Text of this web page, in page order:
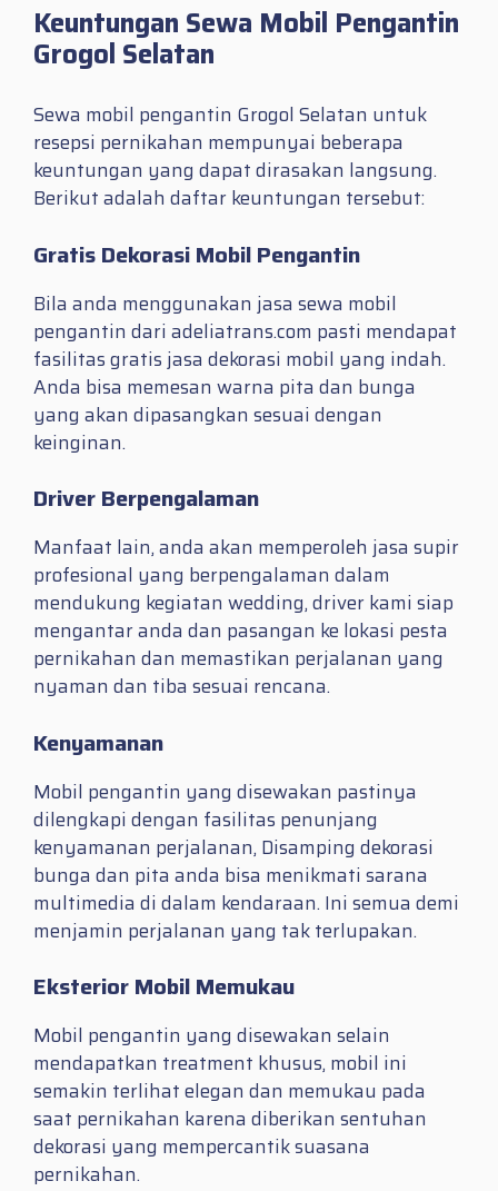
Keuntungan Sewa Mobil Pengantin
Grogol Selatan
Sewa mobil pengantin Grogol Selatan untuk
resepsi pernikahan mempunyai beberapa
keuntungan yang dapat dirasakan langsung.
Berikut adalah daftar keuntungan tersebut:
Gratis Dekorasi Mobil Pengantin
Bila anda menggunakan jasa sewa mobil
pengantin dari adeliatrans.com pasti mendapat
fasilitas gratis jasa dekorasi mobil yang indah.
Anda bisa memesan warna pita dan bunga
yang akan dipasangkan sesuai dengan
keinginan.
Driver Berpengalaman
Manfaat lain, anda akan memperoleh jasa supir
profesional yang berpengalaman dalam
mendukung kegiatan wedding, driver kami siap
mengantar anda dan pasangan ke lokasi pesta
pernikahan dan memastikan perjalanan yang
nyaman dan tiba sesuai rencana.
Kenyamanan
Mobil pengantin yang disewakan pastinya
dilengkapi dengan fasilitas penunjang
kenyamanan perjalanan, Disamping dekorasi
bunga dan pita anda bisa menikmati sarana
multimedia di dalam kendaraan. Ini semua demi
menjamin perjalanan yang tak terlupakan.
Eksterior Mobil Memukau
Mobil pengantin yang disewakan selain
mendapatkan treatment khusus, mobil ini
semakin terlihat elegan dan memukau pada
saat pernikahan karena diberikan sentuhan
dekorasi yang mempercantik suasana
pernikahan.